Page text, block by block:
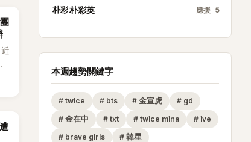
朴彩朴彩英 應援 5
本週趨勢關鍵字
# twice # bts # 金宣虎 # gd
# 金在中 # txt # twice mina # ive
# brave girls # 韓星